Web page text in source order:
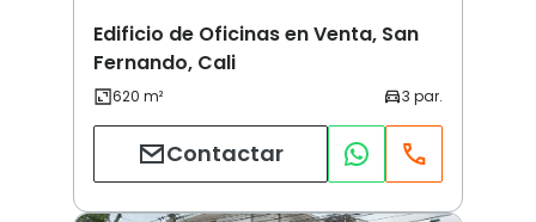
Edificio de Oficinas en Venta, San
Fernando, Cali
Contactar